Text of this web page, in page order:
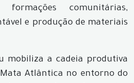
comunitárias,
e produção de materiais
mobiliza a cadeia produtiva
Atlântica no entorno do